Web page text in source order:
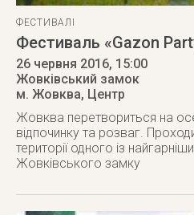
ФЕСТИВАЛІ
Фестиваль «Gazon
26 червня 2016, 15:00
Жовківський замок
м. Жовква, Центр
Жовква перетвориться на
відпочинку та розваг.
території одного із
Жовківського замку